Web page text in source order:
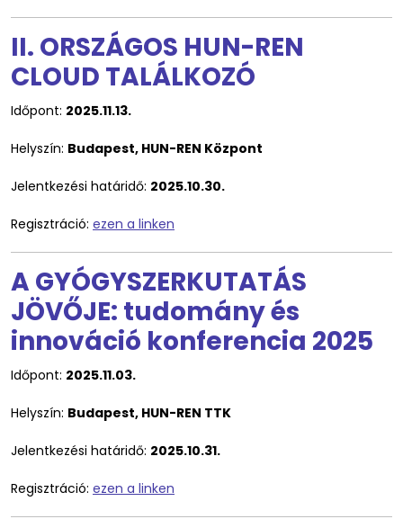
II. ORSZÁGOS HUN-REN
CLOUD TALÁLKOZÓ
Időpont: 2025.11.13.
Helyszín: Budapest, HUN-REN Központ
Jelentkezési határidő: 2025.10.30.
Regisztráció: ezen a linken
A GYÓGYSZERKUTATÁS
JÖVŐJE: tudomány és
innováció konferencia 2025
Időpont: 2025.11.03.
Helyszín: Budapest, HUN-REN TTK
Jelentkezési határidő: 2025.10.31.
Regisztráció: ezen a linken